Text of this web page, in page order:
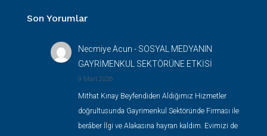
Son Yorumlar
Necmiye Acun - SOSYAL MEDYANIN
GAYRİMENKUL SEKTÖRÜNE ETKİSİ
9 Mart 2026
Mithat Kınay Beyfendiden Aldığımız Hizmetler
doğrultusunda Gayrimenkul Sektöründe Firması ile
berâber İlgi ve Alakasına hayran kaldım. Evimizi de